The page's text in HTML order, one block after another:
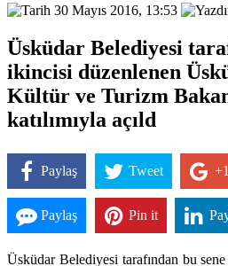
Üsküdar Belediyesi
ikincisi düzenlenen
Kültür ve Turizm
katılımıyla açıld
Paylaş Tweet
Paylaş Pin it